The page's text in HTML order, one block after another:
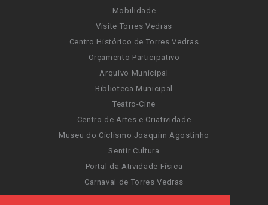
Mobilidade
Visite Torres Vedras
Centro Histórico de Torres Vedras
Orçamento Participativo
Arquivo Municipal
Biblioteca Municipal
Teatro-Cine
Centro de Artes e Criatividade
Museu do Ciclismo Joaquim Agostinho
Sentir Cultura
Portal da Atividade Física
Carnaval de Torres Vedras
Santa Cruz Ocean Spirit